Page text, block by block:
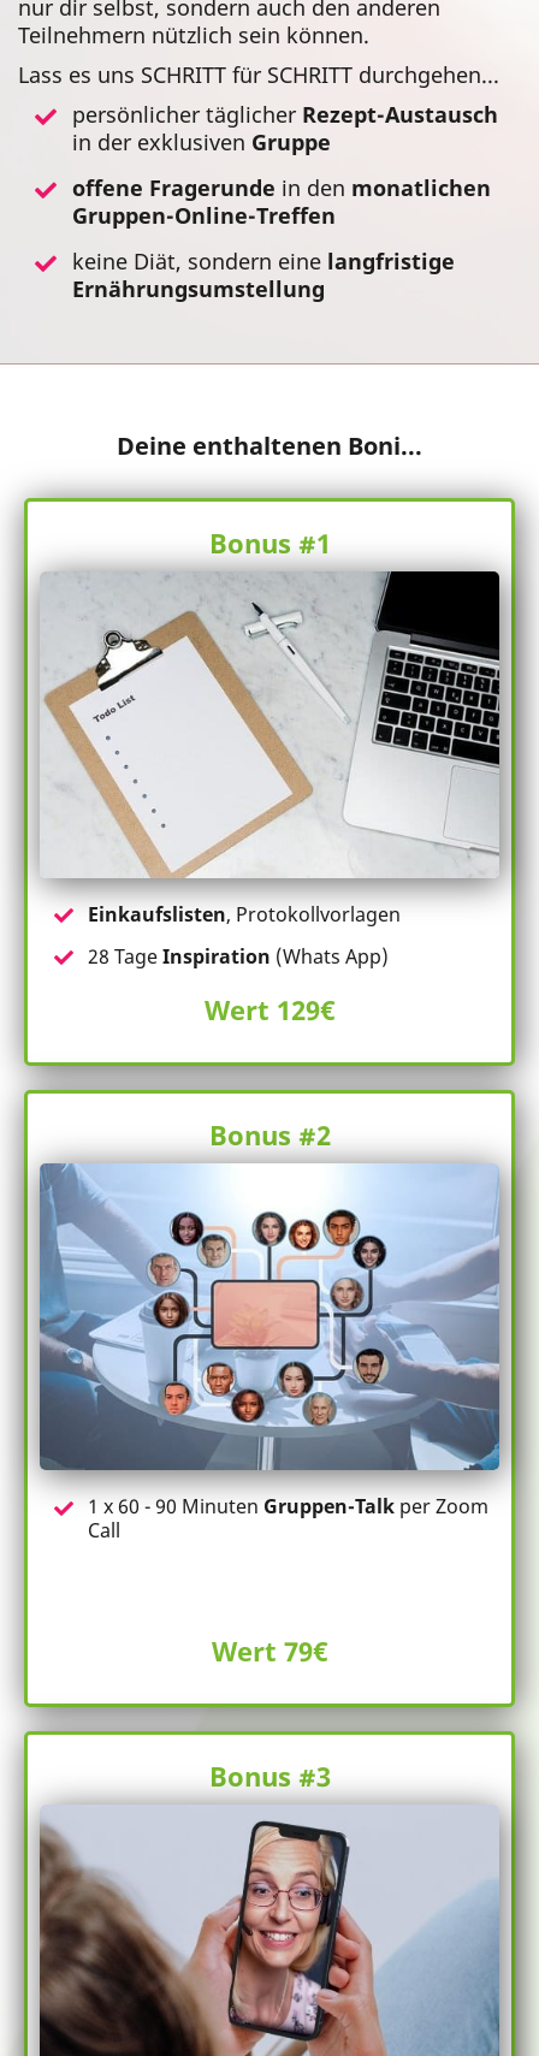
nur dir selbst, sondern auch den anderen
Teilnehmern nützlich sein können.
Lass es uns SCHRITT für SCHRITT durchgehen...
persönlicher täglicher Rezept-Austausch
in der exklusiven Gruppe
offene Fragerunde in den monatlichen
Gruppen-Online-Treffen
keine Diät, sondern eine langfristige
Ernährungsumstellung
Deine enthaltenen Boni...
Bonus #1
Einkaufslisten, Protokollvorlagen
28 TageInspiration (Whats App)
Wert 129€
Bonus #2
1 x 60 - 90 Minuten Gruppen-Talk per Zoom
Call
Wert 79€
Bonus #3